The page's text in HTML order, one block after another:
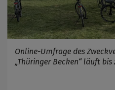
Online-Umfrage des
„Thüringer Becken“ läuft bis